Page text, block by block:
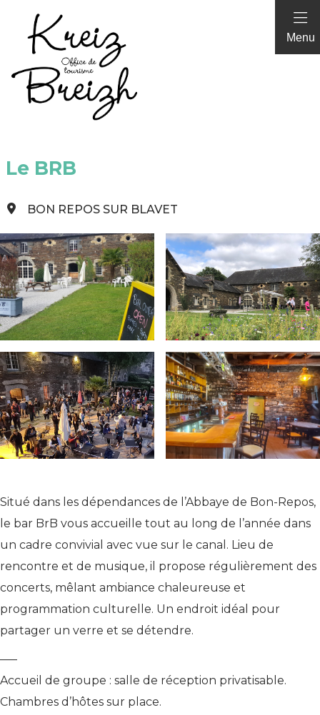
Panneau de gestion des cookies
Menu
Le BRB
BON REPOS SUR BLAVET
Situé dans les dépendances de l’Abbaye de Bon-Repos,
le bar BrB vous accueille tout au long de l’année dans
un cadre convivial avec vue sur le canal. Lieu de
rencontre et de musique, il propose régulièrement des
concerts, mêlant ambiance chaleureuse et
programmation culturelle. Un endroit idéal pour
partager un verre et se détendre.
—–
Accueil de groupe : salle de réception privatisable.
Chambres d’hôtes sur place.